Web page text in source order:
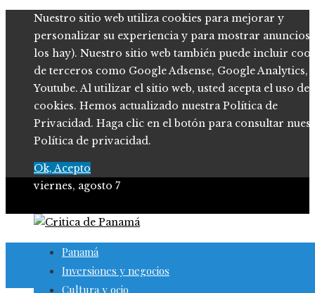
Nuestro sitio web utiliza cookies para mejorar y
personalizar su experiencia y para mostrar anuncios
los hay). Nuestro sitio web también puede incluir
de terceros como Google Adsense, Google Analytics,
Youtube. Al utilizar el sitio web, usted acepta el uso de
cookies. Hemos actualizado nuestra Política de
Privacidad. Haga clic en el botón para consultar
Política de privacidad.
Ok, Acepto
viernes, agosto 7
Panamá
Inversiones y negocios
Cultura y ocio